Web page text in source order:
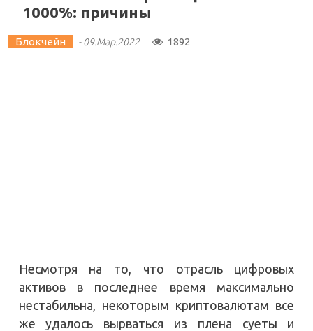
1000%: причины
Блокчейн -09.Мар.2022 1892
Несмотря на то, что отрасль цифровых
активов в последнее время максимально
нестабильна, некоторым криптовалютам все
же удалось вырваться из плена суеты и